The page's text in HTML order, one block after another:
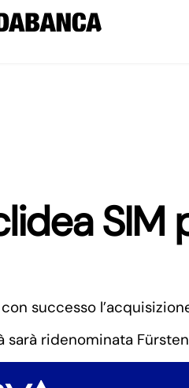
SIM
successo
sarà ridenominata